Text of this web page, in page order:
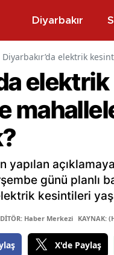
Diyarbakır
Diyarbakır’da elektrik
yapılan
günü planlı
kesintileri
Haber Merkezi KAYNAK:
X'de Paylaş